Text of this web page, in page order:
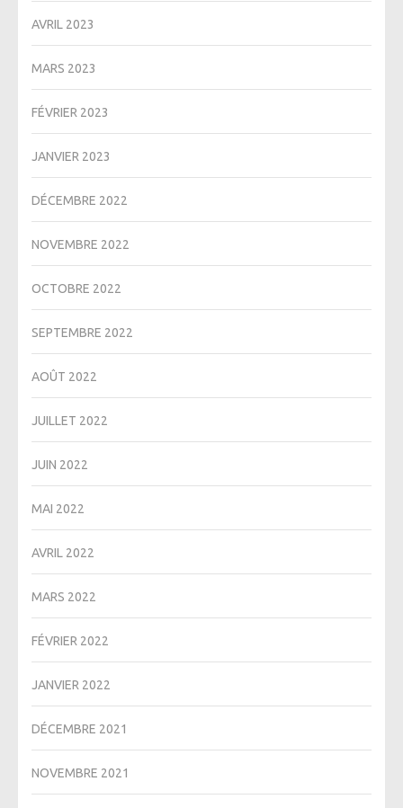
AVRIL 2023
MARS 2023
FÉVRIER 2023
JANVIER 2023
DÉCEMBRE 2022
NOVEMBRE 2022
OCTOBRE 2022
SEPTEMBRE 2022
AOÛT 2022
JUILLET 2022
JUIN 2022
MAI 2022
AVRIL 2022
MARS 2022
FÉVRIER 2022
JANVIER 2022
DÉCEMBRE 2021
NOVEMBRE 2021